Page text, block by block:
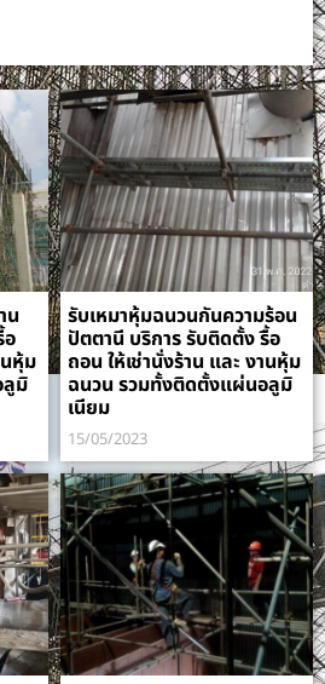
น
หุ้ม
มิ
รับเหมาหุ้มฉนวนกันความร้อน
ปัตตานี บริการ รับติดตั้ง รื้อ
ถอน ให้เช่านั่งร้าน และ งานหุ้ม
ฉนวน รวมทั้งติดตั้งแผ่นอลูมิ
เนียม
15/05/2023